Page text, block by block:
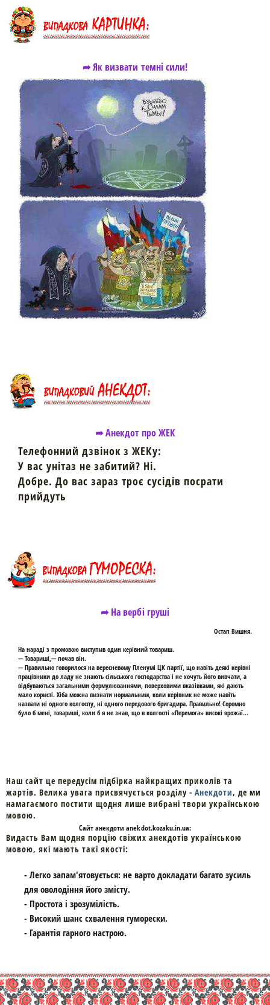
➦ Як визвати темні сили!
➦ Анекдот про ЖЕК
Телефонний дзвінок з ЖЕКу:
У вас унітаз не забитий? Ні.
Добре. До вас зараз троє сусідів поcрати
прийдуть
➦ На вербі груші
Остап Вишня.
На нараді з промовою виступив один керівний товариш.
— Товариші,— почав він.
— Правильно говорилося на вересневому Пленумі ЦК партії, що навіть деякі керівні
працівники до ладу не знають сільського господарства і не хочуть його вивчати, а
відбуваються загальними формулюваннями, поверховими вказівками, які дають
мало користі. Хіба можна визнати нормальним, коли керівник не може навіть
назвати ні одного колгоспу, ні одного передового бригадира. Правильно! Соромно
було б мені, товариші, коли б я не знав, що в колгоспі «Перемога» високі врожаї...
Наш сайт це передусім підбірка найкращих приколів та
жартів. Велика увага присвячується розділу - Анекдоти, де ми
намагаємого постити щодня лише вибрані твори українською
мовою.
Cайтанекдоти anekdot.kozaku.in.ua:
Видасть Вам щодня порцію свіжих анекдотів українською
мовою, які мають такі якості:
- Легко запам'ятовується: не варто докладати багато зусиль
для оволодіння його змісту.
- Простота і зрозумілість.
- Високий шанс схвалення гуморески.
- Гарантія гарного настрою.